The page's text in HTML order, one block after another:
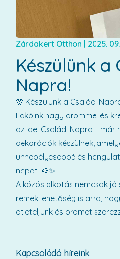
Kapcsolódó híreink
Zárdakert Otthon 2025.
Készülünk a
Napra!
🌸 Készülünk a Családi
Lakóink nagy örömmel és
az idei Családi Napra – már
dekorációk készülnek,
ünnepélyesebbé és
napot. 🎨✨
A közös alkotás nemcsak jó
remek lehetőség is arra,
ötleteljünk és örömet